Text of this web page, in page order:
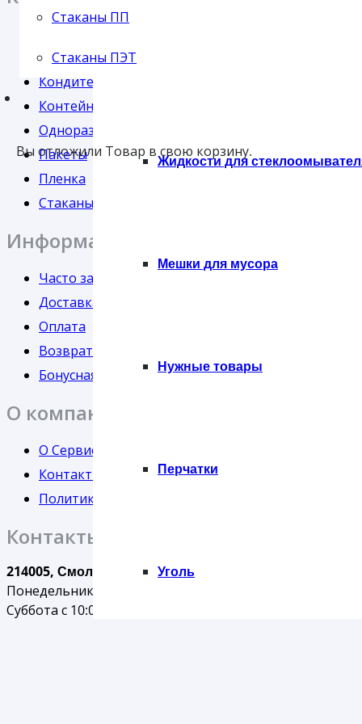
Жидкости для
Мешки для мусора
Нужные товары
Перчатки
Уголь
Стаканы ПП
Стаканы ПЭТ
Вы отложили Товар в свою корзину.
Картонная упаковка
Кондитерская упаковка
Контейнеры
Одноразовая посуда
Пакеты
Пленка
Стаканы
Информация
Часто задаваемые вопросы
Доставка
Оплата
Возврат
Бонусная программа
О компании
О СервисПак67
Контакты
Политика об обработке персональных данных
Контакты
214005, Смоленская обл., Смоленск, ул. Свердлова,
Понедельник-Пятница с 9:00 до 18:00
Суббота с 10:00 до 14:00